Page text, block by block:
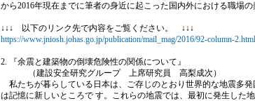
から2016年現在までに筆者の身近に起こった国内外における職場
↓↓↓ 以下のリンク先で内容をご覧ください。 ↓↓↓
https://www.jniosh.johas.go.jp/publication/mail_mag/2016/92-column-2.html
2. 『余震と建築物の倒壊危険性の関係について』
（建設安全研究グループ 上席研究員 高梨成次）
私たちが暮らしている日本は、ご存じのとおり世界的な地震多
は記憶に新しいところで す。これらの地震では、最初に発生した